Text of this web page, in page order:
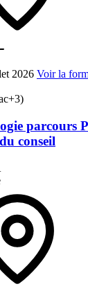
2026 Voir la
parcours
conseil